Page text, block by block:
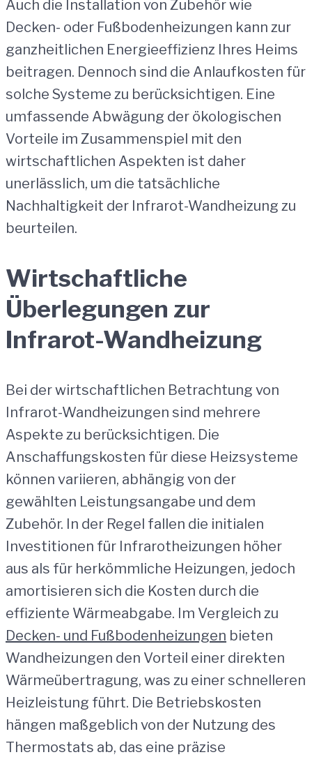
Auch die Installation von Zubehör wie
Decken- oder Fußbodenheizungen kann zur
ganzheitlichen Energieeffizienz Ihres Heims
beitragen. Dennoch sind die Anlaufkosten für
solche Systeme zu berücksichtigen. Eine
umfassende Abwägung der ökologischen
Vorteile im Zusammenspiel mit den
wirtschaftlichen Aspekten ist daher
unerlässlich, um die tatsächliche
Nachhaltigkeit der Infrarot-Wandheizung zu
beurteilen.
Wirtschaftliche
Überlegungen zur
Infrarot-Wandheizung
Bei der wirtschaftlichen Betrachtung von
Infrarot-Wandheizungen sind mehrere
Aspekte zu berücksichtigen. Die
Anschaffungskosten für diese Heizsysteme
können variieren, abhängig von der
gewählten Leistungsangabe und dem
Zubehör. In der Regel fallen die initialen
Investitionen für Infrarotheizungen höher
aus als für herkömmliche Heizungen, jedoch
amortisieren sich die Kosten durch die
effiziente Wärmeabgabe. Im Vergleich zu
Decken- und Fußbodenheizungen bieten
Wandheizungen den Vorteil einer direkten
Wärmeübertragung, was zu einer schnelleren
Heizleistung führt. Die Betriebskosten
hängen maßgeblich von der Nutzung des
Thermostats ab, das eine präzise